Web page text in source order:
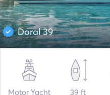
Doral 39
Motor Yacht 39 ft